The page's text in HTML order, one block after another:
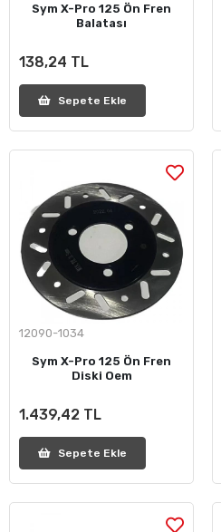
Sym X-Pro 125 Ön Fren
Balatası
138,24 TL
Sepete Ekle
12090-1034
Sym X-Pro 125 Ön Fren
Diski Oem
1.439,42 TL
Sepete Ekle